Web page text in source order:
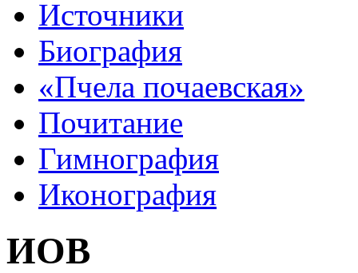
Источники
Биография
«Пчела почаевская»
Почитание
Гимнография
Иконография
ИОВ